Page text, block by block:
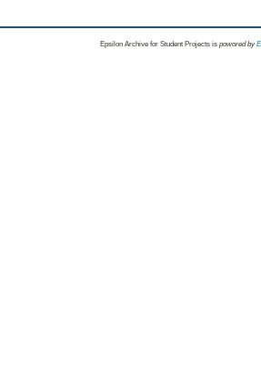
Epsilon Archive for Student Projects is powored by